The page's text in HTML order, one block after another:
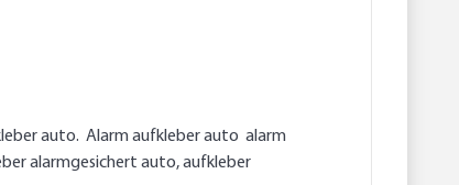
auto. Alarm aufkleber auto alarm
alarmgesichert auto, aufkleber